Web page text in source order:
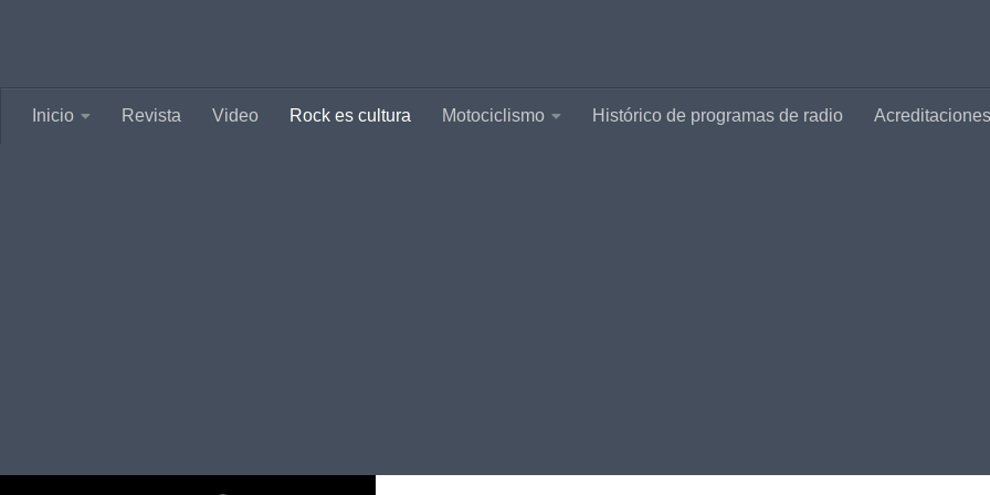
Inicio Revista Video Rock es cultura Motociclismo Histórico de programas de radio Acreditaciones